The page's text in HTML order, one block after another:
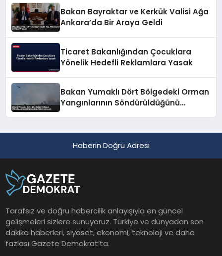
Bakan Bayraktar ve Kerkük Valisi Ağa
Ankara’da Bir Araya Geldi
Ticaret Bakanlığından Çocuklara
Yönelik Hedefli Reklamlara Yasak
Bakan Yumaklı Dört Bölgedeki Orman
Yangınlarının Söndürüldüğünü
Haberin Doğru Adresi
Tarafsız ve doğru habercilik anlayışıyla en güncel
gelişmeleri sizlere sunuyoruz. Türkiye ve dünyadan son
dakika haberleri, siyaset, ekonomi, teknoloji ve daha
fazlası Gazete Demokrat’ta.